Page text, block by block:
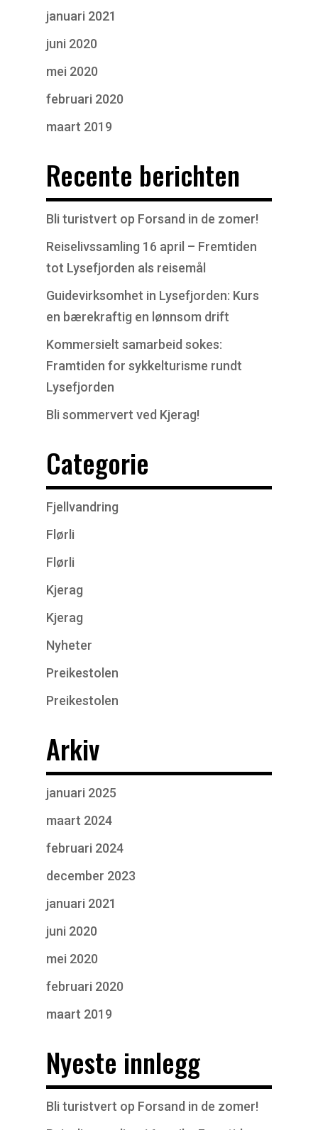
januari 2021
juni 2020
mei 2020
februari 2020
maart 2019
Recente berichten
Bli turistvert op Forsand in de zomer!
Reiselivssamling 16 april – Fremtiden
tot Lysefjorden als reisemål
Guidevirksomhet in Lysefjorden: Kurs
en bærekraftig en lønnsom drift
Kommersielt samarbeid sokes:
Framtiden for sykkelturisme rundt
Lysefjorden
Bli sommervert ved Kjerag!
Categorie
Fjellvandring
Flørli
Flørli
Kjerag
Kjerag
Nyheter
Preikestolen
Preikestolen
Arkiv
januari 2025
maart 2024
februari 2024
december 2023
januari 2021
juni 2020
mei 2020
februari 2020
maart 2019
Nyeste innlegg
Bli turistvert op Forsand in de zomer!